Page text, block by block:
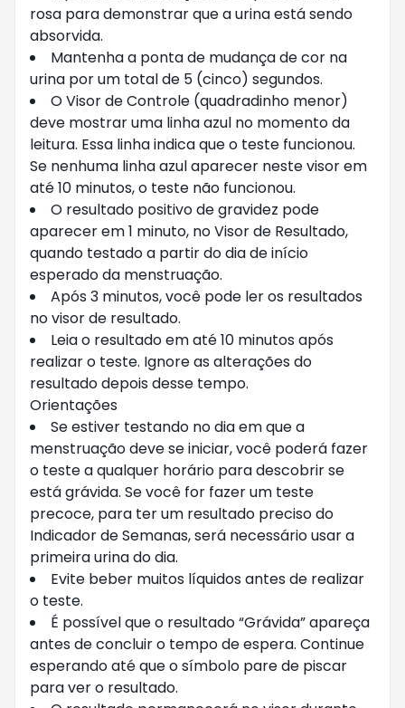
rosa para demonstrar que a urina está sendo
absorvida.
Mantenha a ponta de mudança de cor na
urina por um total de 5 (cinco) segundos.
O Visor de Controle (quadradinho menor)
deve mostrar uma linha azul no momento da
leitura. Essa linha indica que o teste funcionou.
Se nenhuma linha azul aparecer neste visor em
até 10 minutos, o teste não funcionou.
O resultado positivo de gravidez pode
aparecer em 1 minuto, no Visor de Resultado,
quando testado a partir do dia de início
esperado da menstruação.
Após 3 minutos, você pode ler os resultados
no visor de resultado.
Leia o resultado em até 10 minutos após
realizar o teste. Ignore as alterações do
resultado depois desse tempo.
Orientações
Se estiver testando no dia em que a
menstruação deve se iniciar, você poderá fazer
o teste a qualquer horário para descobrir se
está grávida. Se você for fazer um teste
precoce, para ter um resultado preciso do
Indicador de Semanas, será necessário usar a
primeira urina do dia.
Evite beber muitos líquidos antes de realizar
o teste.
É possível que o resultado “Grávida” apareça
antes de concluir o tempo de espera. Continue
esperando até que o símbolo pare de piscar
para ver o resultado.